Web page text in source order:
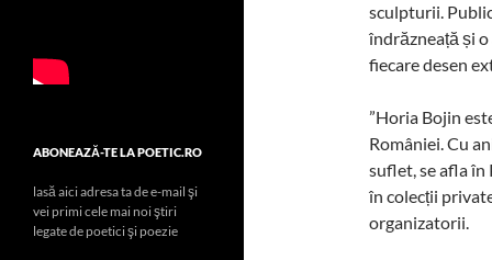
sculpturii.
îndrăzneață și
fiecare desen
”Horia Bojin
României. Cu
suflet, se afla în
în colecții
organizatorii.
ABONEAZĂ-TE LA POETIC.RO
lasă aici adresa ta de e-mail şi
vei primi cele mai noi ştiri
legate de poetici şi poezie